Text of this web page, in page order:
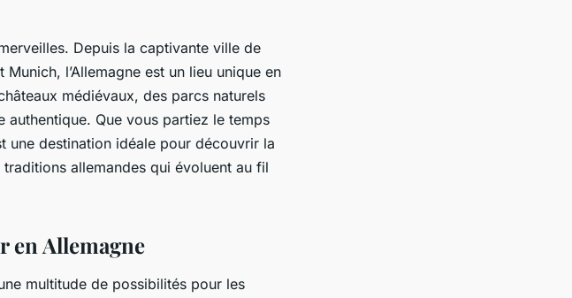
Depuis la captivante ville de
l’Allemagne est un lieu unique en
médiévaux, des parcs naturels
Que vous partiez le temps
une destination idéale pour découvrir la
allemandes qui évoluent au fil
en Allemagne
multitude de possibilités pour les